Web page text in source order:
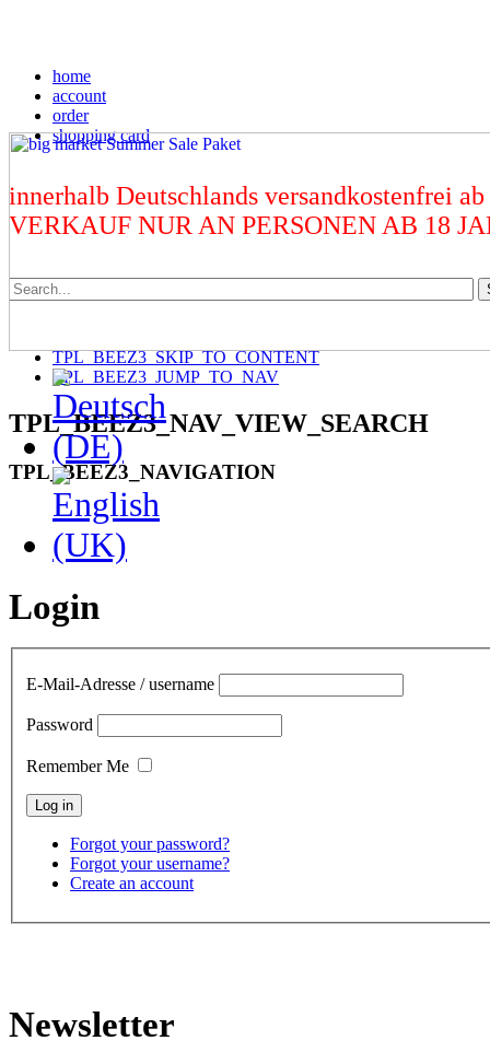
home
account
order
shopping card
innerhalb Deutschlands versandkostenfrei
VERKAUF NUR AN PERSONEN AB 18
TPL_BEEZ3_SKIP_TO_CONTENT
TPL_BEEZ3_JUMP_TO_NAV
TPL_BEEZ3_NAV_VIEW_SEARCH
TPL_BEEZ3_NAVIGATION
Login
E-Mail-Adresse / username
Password
Remember Me
Forgot your password?
Forgot your username?
Create an account
Newsletter